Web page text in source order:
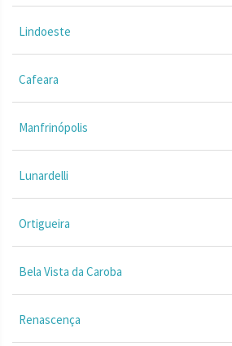
Lindoeste
Cafeara
Manfrinópolis
Lunardelli
Ortigueira
Bela Vista da Caroba
Renascença